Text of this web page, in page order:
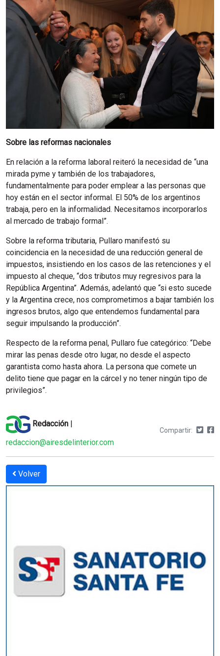
Sobre las reformas nacionales
En relación a la reforma laboral reiteró la necesidad de “una
mirada pyme y también de los trabajadores,
fundamentalmente para poder emplear a las personas que
hoy están en el sector informal. El 50% de los argentinos
trabaja, pero en la informalidad. Necesitamos incorporarlos
al mercado de trabajo formal”.
Sobre la reforma tributaria, Pullaro manifestó su
coincidencia en la necesidad de una reducción general de
impuestos, insistiendo en los casos de las retenciones y el
impuesto al cheque, “dos tributos muy regresivos para la
República Argentina”. Además, adelantó que “si esto sucede
y la Argentina crece, nos comprometimos a bajar también los
ingresos brutos, algo que entendemos fundamental para
seguir impulsando la producción”.
Respecto de la reforma penal, Pullaro fue categórico: “Debe
mirar las penas desde otro lugar, no desde el aspecto
garantista como hasta ahora. La persona que comete un
delito tiene que pagar en la cárcel y no tener ningún tipo de
privilegios”.
Redacción
redaccion@airesdelinterior.com
Compartir:
Volver